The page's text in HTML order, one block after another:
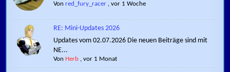
Vonred_fury_racer ,vor 1 Woche
RE: Mini-Updates 2026
Updates vom 02.07.2026 Die neuen Beiträge sind mit
NE...
Von Herb ,vor 1 Monat